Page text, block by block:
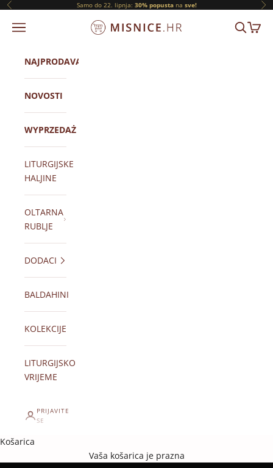
Prijeđi na sadržaj
Prethodni Samo do 22. lipnja: 30% popustana sve!
ORNATY.PL
IZBORNIK TRAŽI
NAJPRODAVANIJI
NOVOSTI
WYPRZEDAŻ
LITURGIJSKE
HALJINE
OLTARNA
RUBLJE
DODACI
BALDAHINI
KOLEKCIJE
LITURGIJSKO
VRIJEME
PRIJAVITE
SE
Košarica
Vaša košarica je prazna